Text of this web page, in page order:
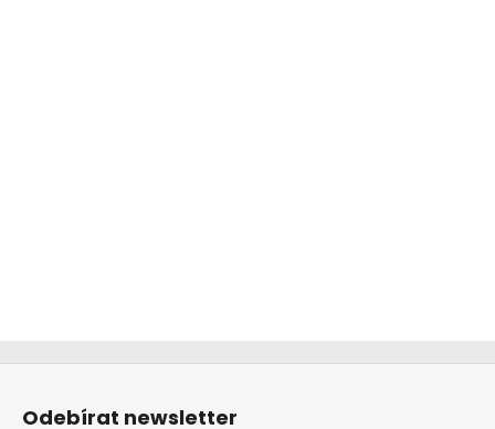
Z
Odebírat newsletter